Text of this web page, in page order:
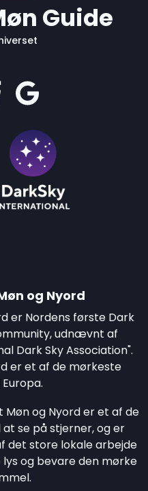
Guide
og Nyord
er Nordens første Dark
udnævnt af
Dark Sky Association".
er et af de mørkeste
og Nyord er et af de
se på stjerner, og er
det store lokale arbejde
og bevare den mørke